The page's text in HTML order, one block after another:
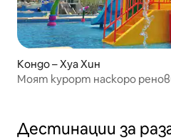
Кондо – Хуа Хин
Моят курорт наскоро
Дестинации за